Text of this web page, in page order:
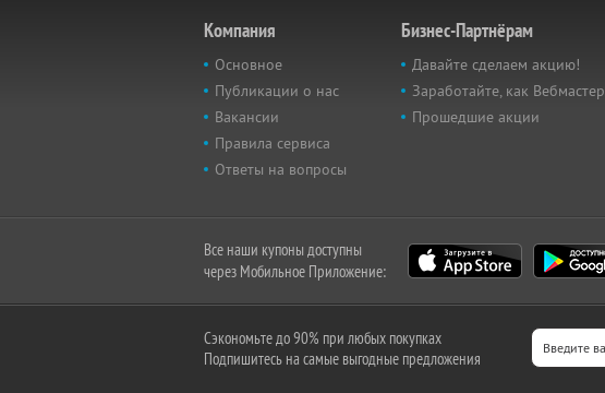
Компания
Основное
Публикации о нас
Вакансии
Правила сервиса
Ответы на вопросы
Бизнес-Партнёрам
Давайте сделаем акцию!
Заработайте, как Вебмастер
Прошедшие акции
Все наши купоны доступны
через Мобильное Приложение:
Сэкономьте до 90% при любых покупках
Подпишитесь на самые выгодные предложения